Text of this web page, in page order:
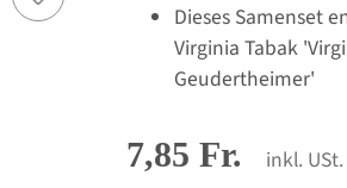
Dieses Samenset
Virginia Tabak
Geudertheimer'
7,85 Fr. inkl. USt.